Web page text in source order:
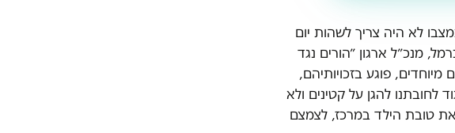
לא היה צריך לשהות יום
מנכ״ל ארגון ״הורים נגד
פוגע בזכויותיהם,
לחובתנו להגן על קטינים ולא
את טובת הילד במרכז, לצמצם